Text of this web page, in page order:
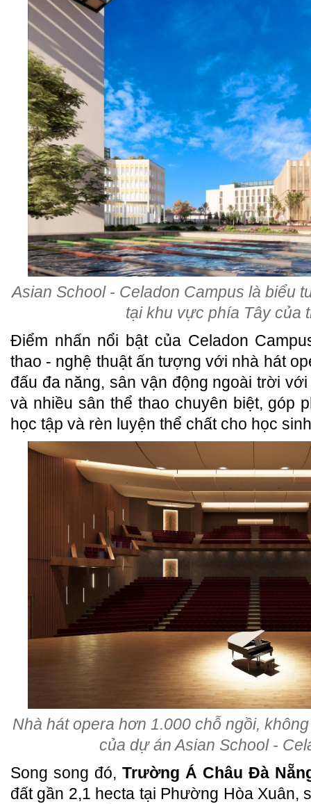
Asian School - Celadon Campus là biểu
tại khu vực phía Tây của
Điểm nhấn nổi bật của Celadon
thao - nghệ thuật ấn tượng với nhà hát
đấu đa năng, sân vận động ngoài trời
và nhiều sân thể thao chuyên biệt, góp
học tập và rèn luyện thể chất cho học
Nhà hát opera hơn 1.000 chỗ ngồi,
của dự án Asian School -
Song song đó, Trường Á Châu Đà
đất gần 2,1 hecta tại Phường Hòa Xuân,